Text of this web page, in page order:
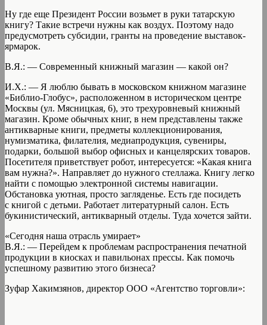
Ну где еще Президент России возьмет в руки татарскую
книгу? Такие встречи нужны как воздух. Поэтому надо
предусмотреть субсидии, гранты на проведение выставок-
ярмарок.
В.Я.: — Современный книжный магазин — какой он?
И.Х.: — Я люблю бывать в московском книжном магазине
«Библио-Глобус», расположенном в историческом центре
Москвы (ул. Мясницкая, 6), это трехуровневый книжный
магазин. Кроме обычных книг, в нем представлены также
антикварные книги, предметы коллекционирования,
нумизматика, филателия, медиапродукция, сувениры,
подарки, большой выбор офисных и канцелярских товаров.
Посетителя приветствует робот, интересуется: «Какая книга
вам нужна?». Направляет до нужного стеллажа. Книгу легко
найти с помощью электронной системы навигации.
Обстановка уютная, просто загляденье. Есть где посидеть
с книгой с детьми. Работает литературный салон. Есть
букинистический, антикварный отделы. Туда хочется зайти.
«Сегодня наша отрасль умирает»
В.Я.: — Перейдем к проблемам распространения печатной
продукции в киосках и павильонах прессы. Как помочь
успешному развитию этого бизнеса?
Зуфар Хакимзянов, директор ООО «Агентство торговли»: